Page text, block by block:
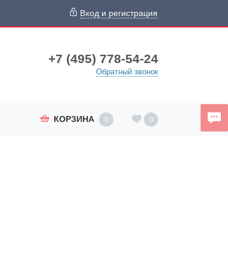
Вход и регистрация
+7 (495) 778-54-24
Обратный звонок
КОРЗИНА 0 0